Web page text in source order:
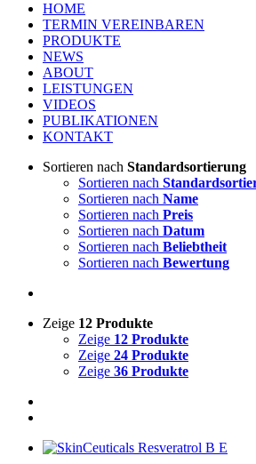
HOME
TERMIN VEREINBAREN
PRODUKTE
NEWS
ABOUT
LEISTUNGEN
VIDEOS
PUBLIKATIONEN
KONTAKT
Sortieren nach Standardsortierung
Sortieren nach
Sortieren nach Name
Sortieren nach Preis
Sortieren nach Datum
Sortieren nach Beliebtheit
Sortieren nach Bewertung
Zeige 12 Produkte
Zeige 12 Produkte
Zeige 24 Produkte
Zeige 36 Produkte